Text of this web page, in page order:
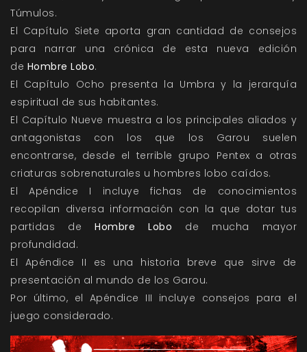
Túmulos.
El Capítulo Siete aporta gran cantidad de consejos
para narrar una crónica de esta nueva edición
de Hombre Lobo.
El Capítulo Ocho presenta la Umbra y la jerarquía
espiritual de sus habitantes.
El Capítulo Nueve muestra a los principales aliados y
antagonistas con los que los Garou suelen
encontrarse, desde el terrible grupo Pentex a otras
criaturas sobrenaturales u hombres lobo caídos.
El Apéndice I incluye fichas de conocimientos
recopilan diversa información con la que dotar tus
partidas de Hombre Lobo de mucha mayor
profundidad.
El Apéndice II es una historia breve que sirve de
presentación al mundo de los Garou.
Por último, el Apéndice III incluye consejos para el
juego considerado.